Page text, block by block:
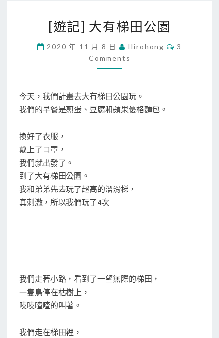
遊
記
]
大
梯
田
[遊記] 大有梯田公園
2020 年 11 月 8 日 Hirohong
C
3
Comments
今天，我們計畫去大有梯田公園玩。
我們的早餐是煎蛋、豆腐和蘋果優格麵包。
換好了衣服，
戴上了口罩，
我們就出發了。
到了大有梯田公園。
我和弟弟先去玩了超高的溜滑梯，
真刺激，所以我們玩了4次
我們走著小路，看到了一望無際的梯田，
一隻鳥停在枯樹上，
吱吱喳喳的叫著。
我們走在梯田裡，